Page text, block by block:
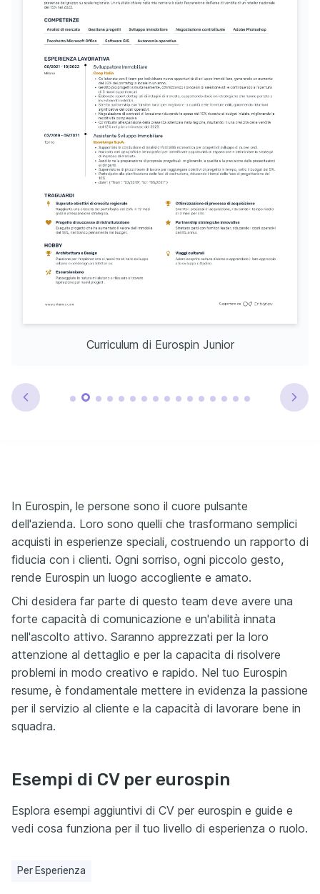
Curriculum di Eurospin Junior
In Eurospin, le persone sono il cuore pulsante
dell'azienda. Loro sono quelli che trasformano semplici
acquisti in esperienze speciali, costruendo un rapporto di
fiducia con i clienti. Ogni sorriso, ogni piccolo gesto,
rende Eurospin un luogo accogliente e amato.
Chi desidera far parte di questo team deve avere una
forte capacità di comunicazione e un'abilità innata
nell'ascolto attivo. Saranno apprezzati per la loro
attenzione al dettaglio e per la capacita di risolvere
problemi in modo creativo e rapido. Nel tuo Eurospin
resume, è fondamentale mettere in evidenza la passione
per il servizio al cliente e la capacità di lavorare bene in
squadra.
Esempi di CV per eurospin
Esplora esempi aggiuntivi di CV per eurospin e guide e
vedi cosa funziona per il tuo livello di esperienza o ruolo.
Per Esperienza